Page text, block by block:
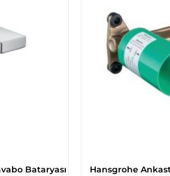
Bataryası
Hansgrohe